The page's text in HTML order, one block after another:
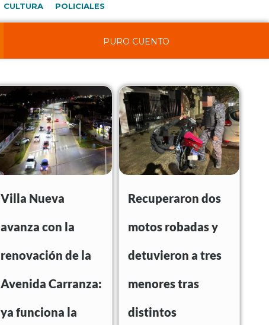
CULTURA POLICIALES
PURO CUENTO
Villa Nueva
avanza con la
renovación de la
Avenida Carranza:
ya funciona la
Recuperaron dos
motos robadas y
detuvieron a tres
menores tras
distintos